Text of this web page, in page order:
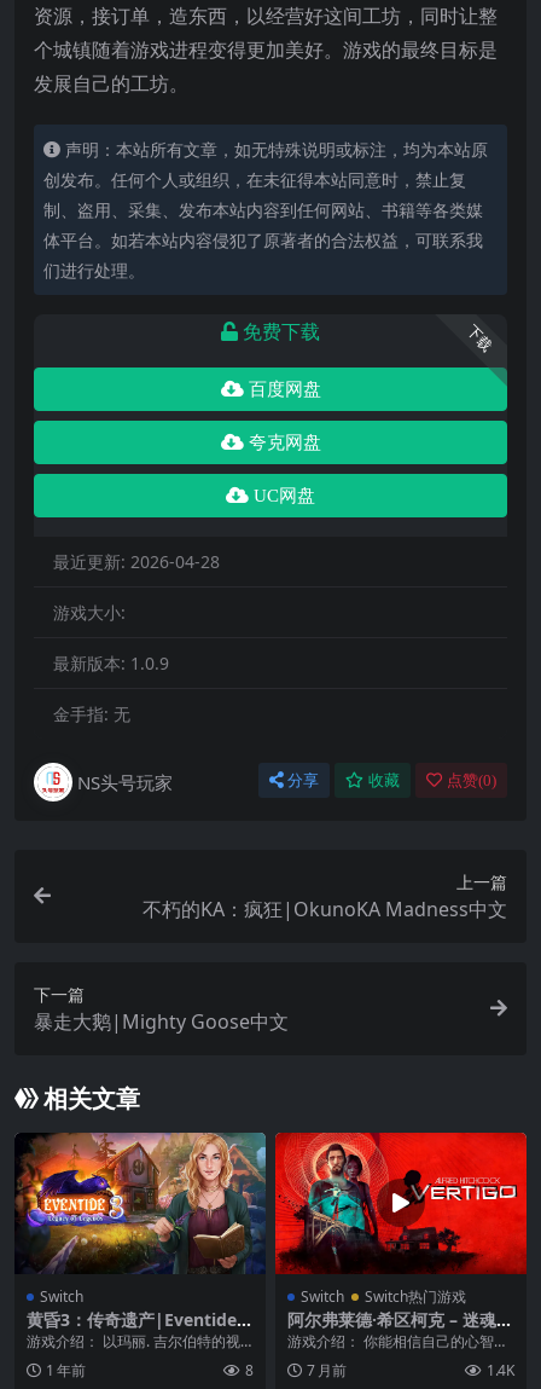
资源，接订单，造东西，以经营好这间工坊，同时让整
个城镇随着游戏进程变得更加美好。游戏的最终目标是
发展自己的工坊。
声明：本站所有文章，如无特殊说明或标注，均为本站原
创发布。任何个人或组织，在未征得本站同意时，禁止复
制、盗用、采集、发布本站内容到任何网站、书籍等各类媒
体平台。如若本站内容侵犯了原著者的合法权益，可联系我
们进行处理。
下载
免费下载
百度网盘
夸克网盘
UC网盘
最近更新: 2026-04-28
游戏大小:
最新版本: 1.0.9
金手指: 无
NS头号玩家 分享 收藏 点赞(0)
上一篇
不朽的KA：疯狂|OkunoKA Madness中文
下一篇
暴走大鹅|Mighty Goose中文
相关文章
Switch
黄昏3：传奇遗产|Eventide
3: Legacy of Legends
游戏介绍： 以玛丽. 吉尔伯特的视
角 – 世界出名的植物学家和蕨类
花...1 年前 8
Switch Switch热门游戏
阿尔弗莱德·希区柯克 – 迷魂
记|Alfred Hitchcock: Vertig
o
游戏介绍： 你能相信自己的心智
吗？潜入一种全新类型的心理惊悚
世界，玩味幻觉与真实...
7 月前 1.4K